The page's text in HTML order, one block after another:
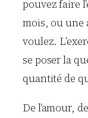
pouvez faire
mois, ou une
voulez.
se poser la
quantité de
De l’amour,